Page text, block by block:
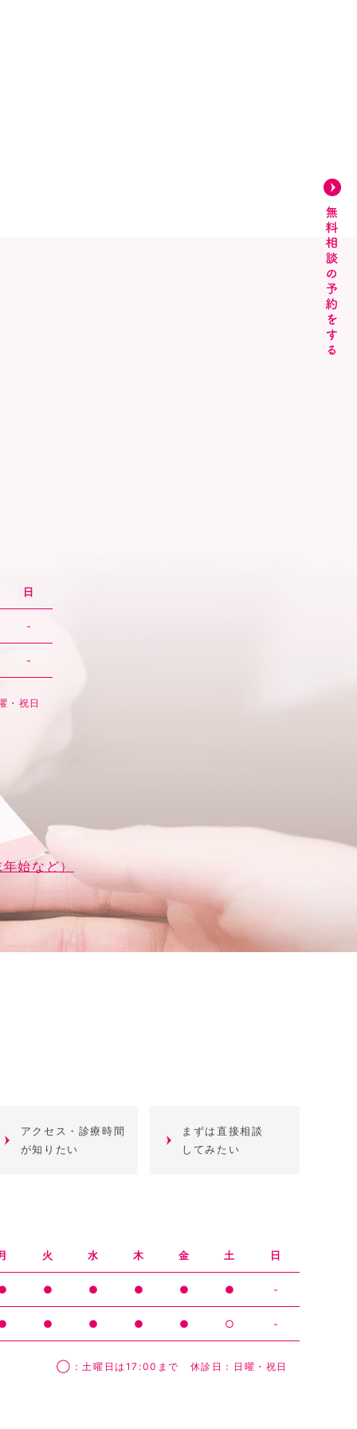
日
-
-
祝日
始など）
アクセス・診療時間
が知りたい
まずは直接相談
してみたい
火 水 木 金 土 日
● ● ● ● ● -
● ● ● ● ○ -
◯：土曜日は17:00まで 休診日：日曜・祝日